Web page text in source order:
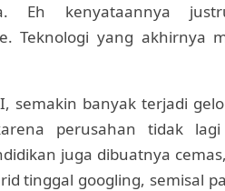
Eh kenyataannya
Teknologi yang akhirnya
semakin banyak terjadi
perusahan tidak
juga dibuatnya
tinggal googling, semisal